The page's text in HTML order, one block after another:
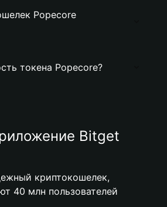
Popecore
токена Popecore?
Bitget
криптокошелек,
40 млн пользователей